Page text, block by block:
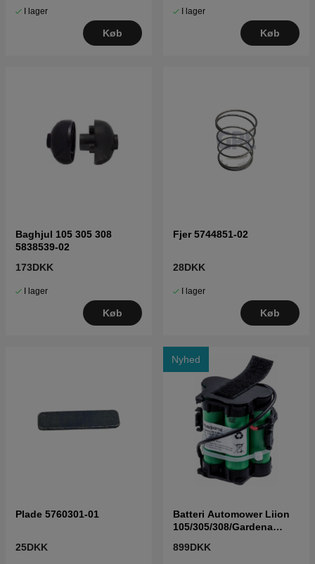
I lager
Køb
I lager
Køb
Baghjul 105 305 308
5838539-02
173DKK
I lager
Køb
Fjer 5744851-02
28DKK
I lager
Køb
Plade 5760301-01
25DKK
Nyhed
Batteri Automower Liion
105/305/308/Gardena
899DKK